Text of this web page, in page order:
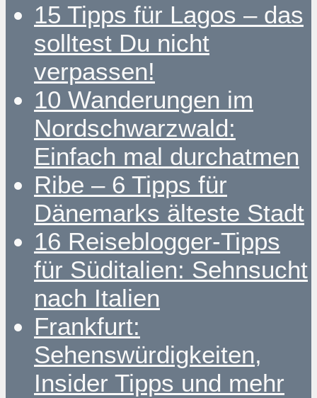
15 Tipps für Lagos – das
solltest Du nicht
verpassen!
10 Wanderungen im
Nordschwarzwald:
Einfach mal durchatmen
Ribe – 6 Tipps für
Dänemarks älteste Stadt
16 Reiseblogger-Tipps
für Süditalien: Sehnsucht
nach Italien
Frankfurt:
Sehenswürdigkeiten,
Insider Tipps und mehr